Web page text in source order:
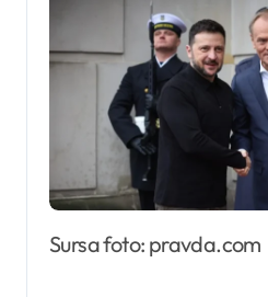
Sursa foto: pravda.com